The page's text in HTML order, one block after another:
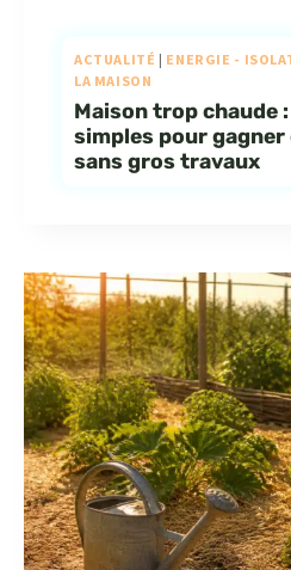
ACTUALITÉ | ENERGIE -
LA MAISON
Maison trop chaude
simples pour
sans gros travaux